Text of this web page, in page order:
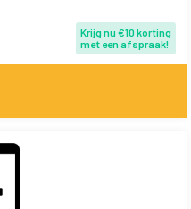
Krijg nu €10 korting
met een afspraak!